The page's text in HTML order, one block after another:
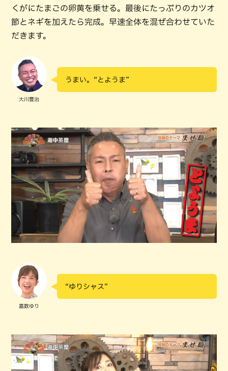
くがにたまごの卵黄を乗せる。最後にたっぷりのカツオ
節とネギを加えたら完成。早速全体を混ぜ合わせていた
だきます。
大川豊治
うまい。“とようま”
嘉数ゆり
“ゆりシャス”